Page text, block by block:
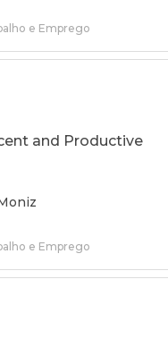
e Emprego
and Productive
e Emprego